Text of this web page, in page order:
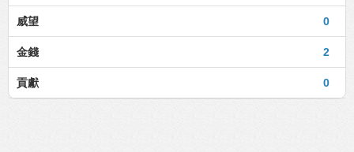
0
威望
2
金錢
0
貢獻